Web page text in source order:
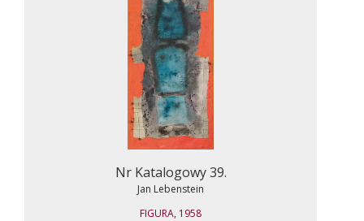
Nr Katalogowy 39.
Jan Lebenstein
FIGURA, 1958